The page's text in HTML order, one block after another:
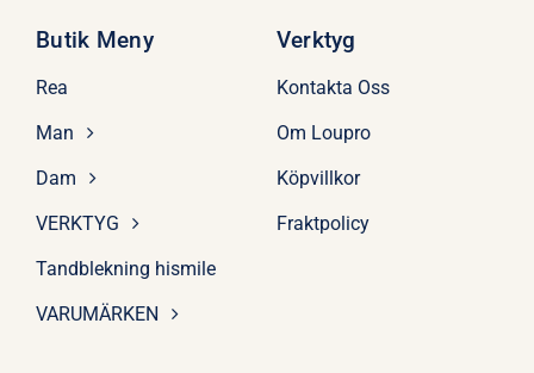
Butik Meny
Rea
Man
Dam
VERKTYG
Tandblekning hismile
VARUMÄRKEN
Verktyg
Kontakta Oss
Om Loupro
Köpvillkor
Fraktpolicy